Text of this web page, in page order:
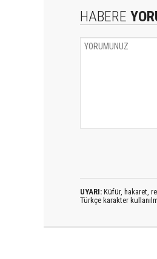
HABERE
UYARI: Küfür, hakaret,
Türkçe karakter